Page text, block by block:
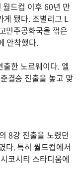
드컵 이후 60년 만
게 됐다. 조별리그 L
민주공화국을 꺾은
안착했다.
한 노르웨이다. 엘
결승 진출을 놓고 맞
8강 진출을 노렸던
다. 특히 월드컵에서
코시티 스타디움에